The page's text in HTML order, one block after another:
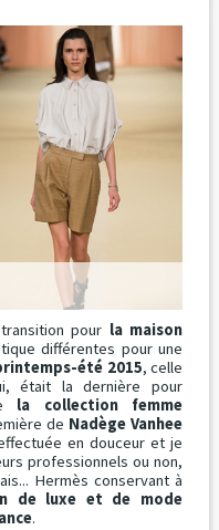
pour la maison
différentes pour une
été 2015, celle
était la dernière pour
la collection femme
de Nadège Vanhee
en douceur et je
professionnels ou non,
Hermès conservant à
de luxe et de mode
.